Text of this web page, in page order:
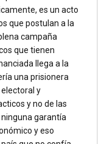
es un acto
que postulan a la
campaña
que tienen
llega a la
una prisionera
y
y no de las
garantía
y eso